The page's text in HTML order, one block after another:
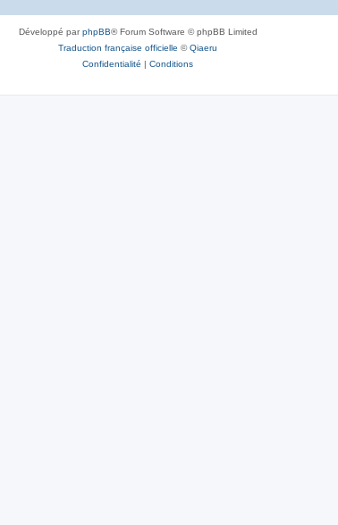
Développé parphpBB® Forum Software © phpBB Limited
Traduction française officielle ©Qiaeru
Confidentialité | Conditions